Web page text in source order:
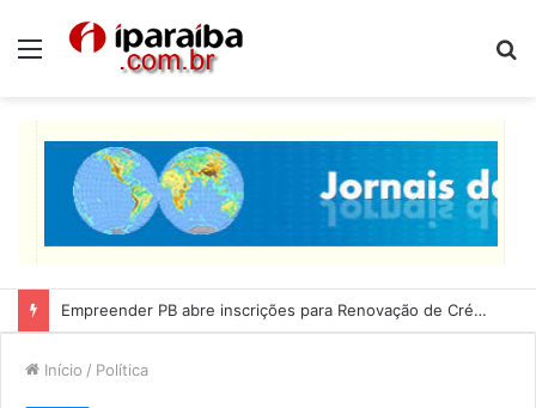
Menu
Lucas Ribeiro inspeciona obras da última etapa do Centro de Convenções
Início / Política